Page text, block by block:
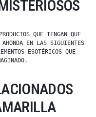
QUE TENGAN QUE
EN LAS SIGUIENTES
ESOTÉRICOS QUE